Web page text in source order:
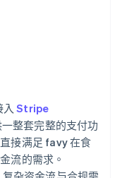
入Stripe
整套完整的支付功
接满足 favy 在食
流的需求。